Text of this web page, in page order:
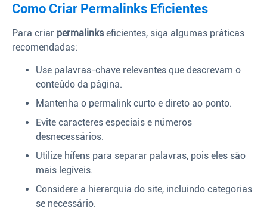
Como Criar Permalinks Eficientes
Para criar permalinkseficientes, siga algumas práticas
recomendadas:
Use palavras-chave relevantes que descrevam o
conteúdo da página.
Mantenha o permalink curto e direto ao ponto.
Evite caracteres especiais e números
desnecessários.
Utilize hífens para separar palavras, pois eles são
mais legíveis.
Considere a hierarquia do site, incluindo categorias
se necessário.